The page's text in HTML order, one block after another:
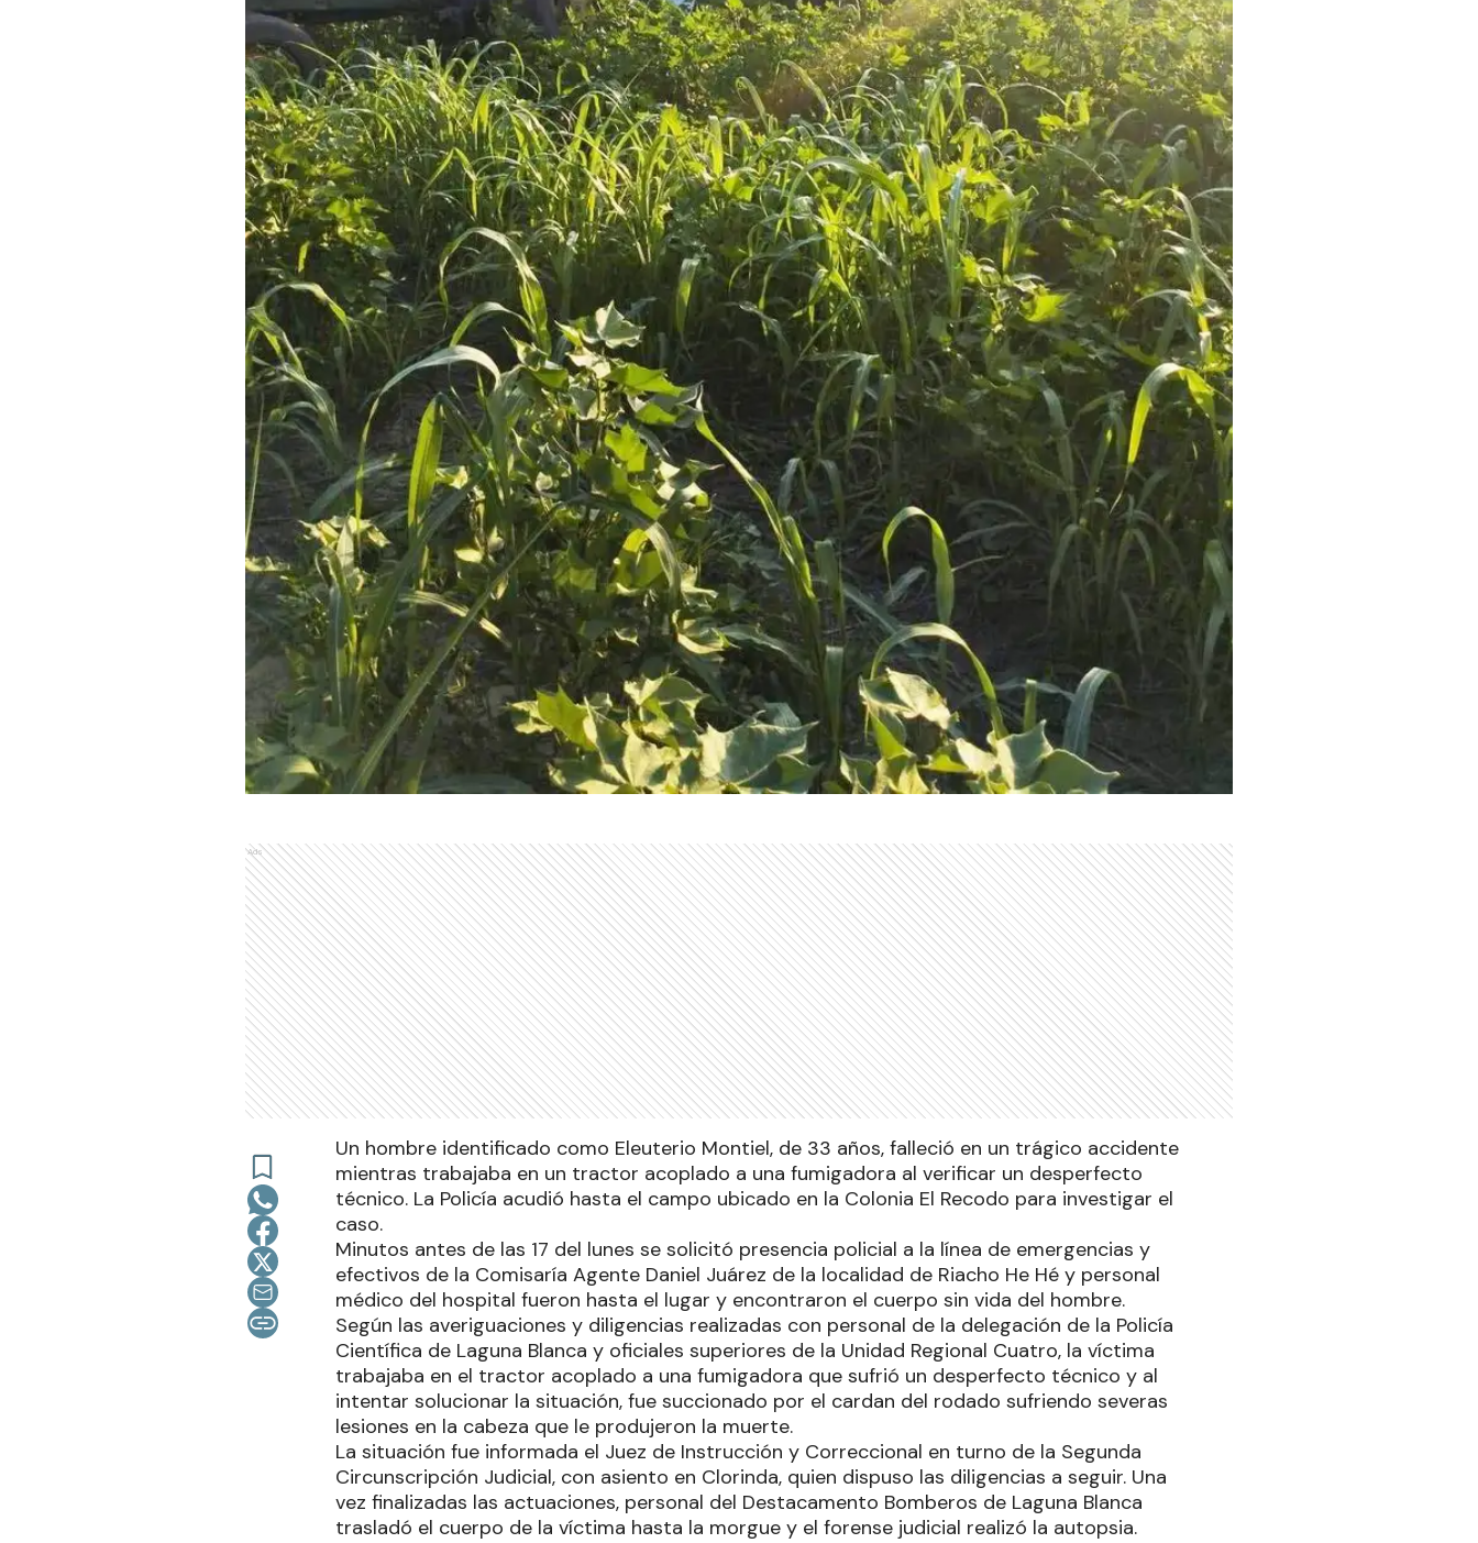
Ads
Un hombre identificado como Eleuterio Montiel, de 33 años, falleció en un trágico accidente
mientras trabajaba en un tractor acoplado a una fumigadora al verificar un desperfecto
técnico. La Policía acudió hasta el campo ubicado en la Colonia El Recodo para investigar el
caso.
Minutos antes de las 17 del lunes se solicitó presencia policial a la línea de emergencias y
efectivos de la Comisaría Agente Daniel Juárez de la localidad de Riacho He Hé y personal
médico del hospital fueron hasta el lugar y encontraron el cuerpo sin vida del hombre.
Según las averiguaciones y diligencias realizadas con personal de la delegación de la Policía
Científica de Laguna Blanca y oficiales superiores de la Unidad Regional Cuatro, la víctima
trabajaba en el tractor acoplado a una fumigadora que sufrió un desperfecto técnico y al
intentar solucionar la situación, fue succionado por el cardan del rodado sufriendo severas
lesiones en la cabeza que le produjeron la muerte.
La situación fue informada el Juez de Instrucción y Correccional en turno de la Segunda
Circunscripción Judicial, con asiento en Clorinda, quien dispuso las diligencias a seguir. Una
vez finalizadas las actuaciones, personal del Destacamento Bomberos de Laguna Blanca
trasladó el cuerpo de la víctima hasta la morgue y el forense judicial realizó la autopsia.